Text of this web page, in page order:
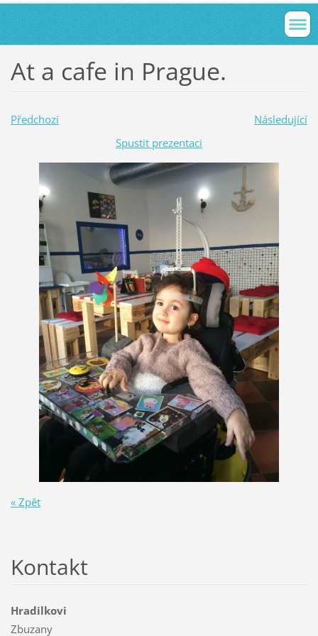
At a cafe in Prague.
Předchozí
Následující
Spustit prezentaci
« Zpět
Kontakt
Hradilkovi
Zbuzany